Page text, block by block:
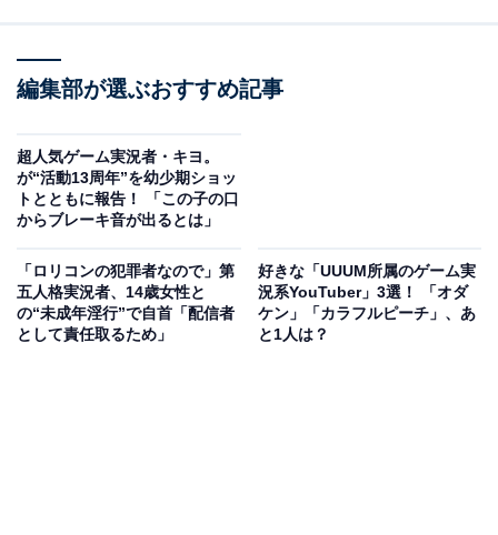
編集部が選ぶおすすめ記事
超人気ゲーム実況者・キヨ。
が“活動13周年”を幼少期ショッ
トとともに報告！ 「この子の口
からブレーキ音が出るとは」
「ロリコンの犯罪者なので」第
五人格実況者、14歳女性と
の“未成年淫行”で自首「配信者
として責任取るため」
好きな「UUUM所属のゲーム実
況系YouTuber」3選！ 「オダ
ケン」「カラフルピーチ」、あ
と1人は？